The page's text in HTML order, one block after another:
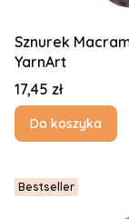
Sznurek
YarnArt
Cena
17,45 zł
Do koszyka
Bestseller